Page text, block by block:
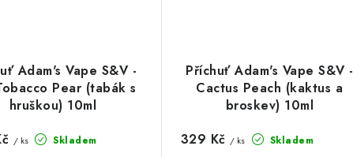
Adam's Vape S&V -
Pear (tabák s
hruškou) 10ml
Skladem
/ ks
Příchuť Adam's Vape S&V -
Cactus Peach (kaktus a
broskev) 10ml
Skladem
329 Kč / ks